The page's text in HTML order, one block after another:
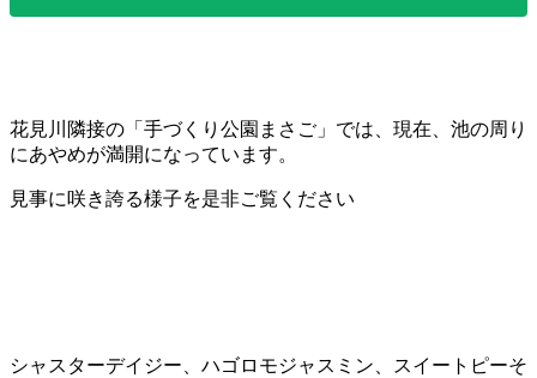
花見川隣接の「手づくり公園まさご」では、現在、池の周り
にあやめが満開になっています。
見事に咲き誇る様子を是非ご覧ください
シャスターデイジー、ハゴロモジャスミン、スイートピーそ